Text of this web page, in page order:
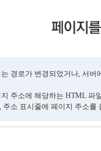
경로가 변경되었거나, 서
주소에 해당하는 HTML 파
주소 표시줄에 페이지 주소